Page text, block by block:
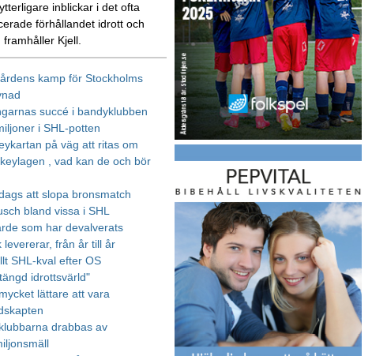
inblickar i det ofta
förhållandet idrott och
framhåller Kjell.
kamp för Stockholms
succé i bandyklubben
i SHL-potten
på väg att ritas om
, vad kan de och bör
att slopa bronsmatch
bland vissa i SHL
som har devalverats
levererar, från år till år
SHL-kval efter OS
idrottsvärld"
lättare att vara
drabbas av